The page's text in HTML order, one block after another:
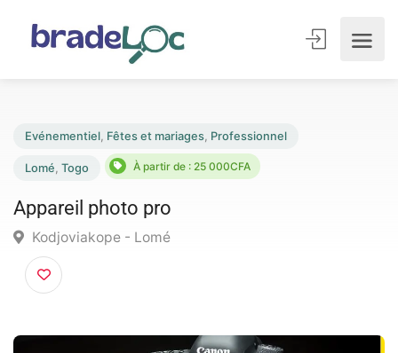
Evénementiel Fêtes et mariages
À partir de : 25 000CFA
Appareil photo pro
Kodjoviakope - Lomé